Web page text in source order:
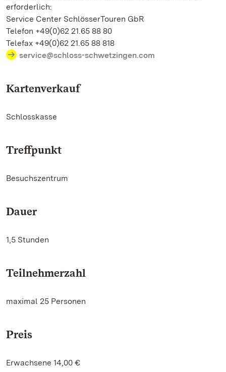
erforderlich:
Service Center SchlösserTouren GbR
Telefon +49(0)62 21.65 88 80
Telefax +49(0)62 21.65 88 818
service@schloss-schwetzingen.com
Kartenverkauf
Schlosskasse
Treffpunkt
Besuchszentrum
Dauer
1,5 Stunden
Teilnehmerzahl
maximal 25 Personen
Preis
Erwachsene 14,00 €